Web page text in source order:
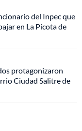
del Inpec que
en La Picota de
protagonizaron
Ciudad Salitre de